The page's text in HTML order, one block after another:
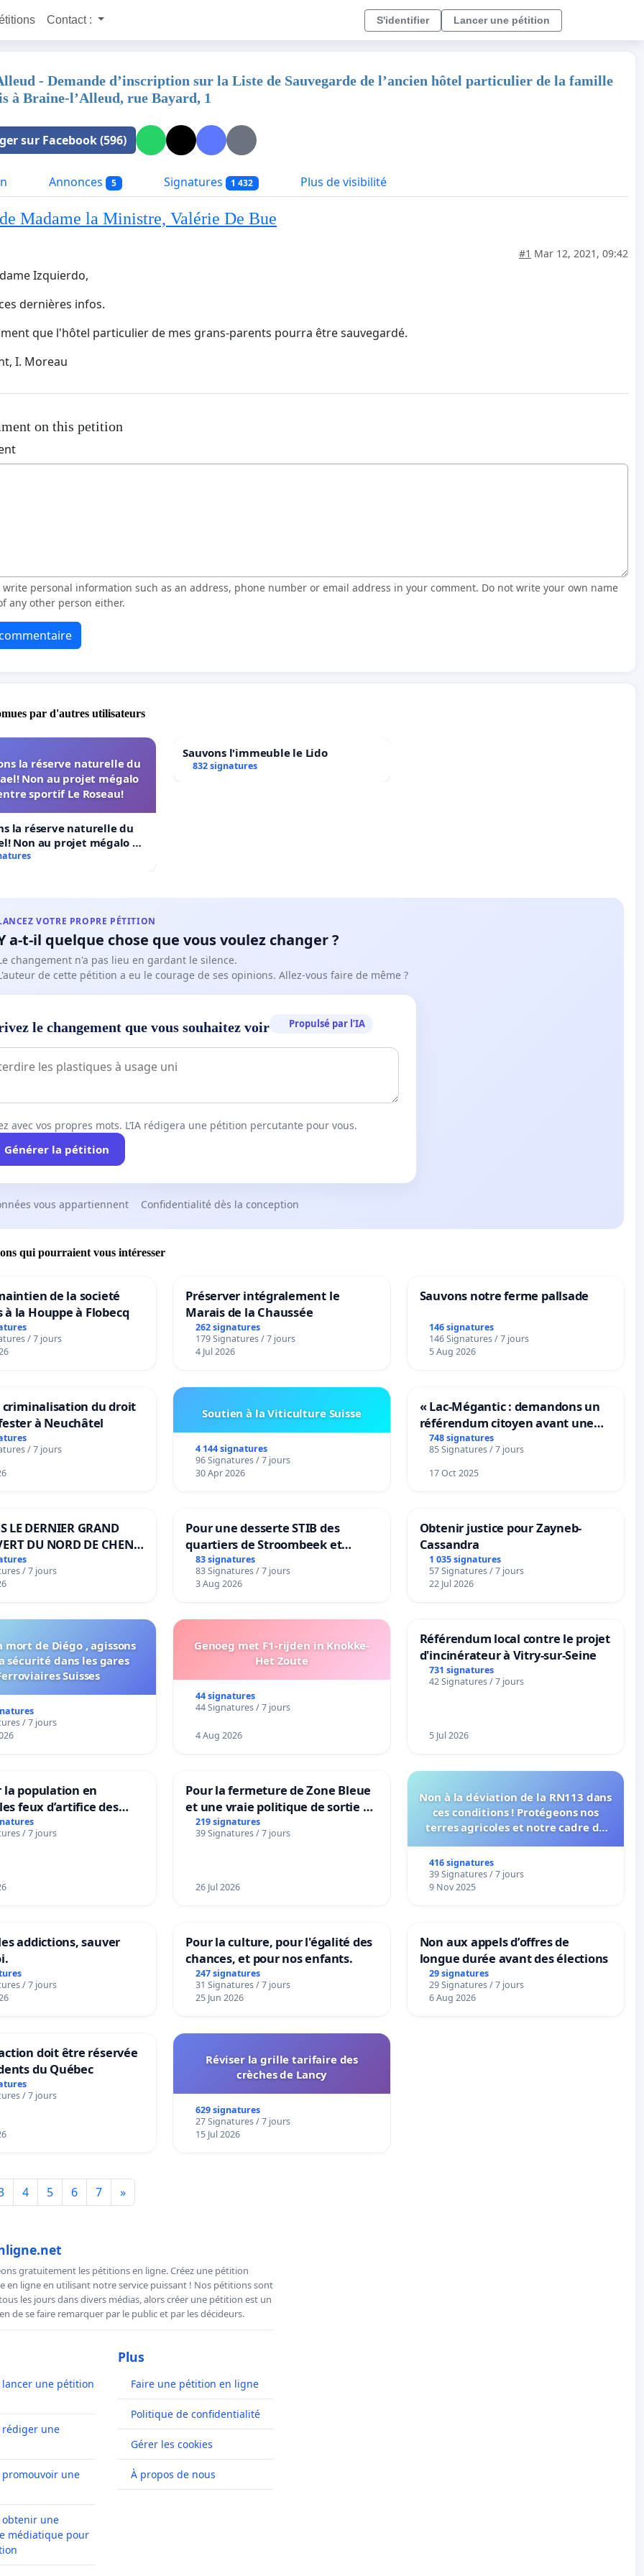
Contact : S'identifier Lancer une pétition
- Demande d’inscription sur la Liste de Sauvegarde de l’ancien hôtel particulier de la famille
à Braine-l’Alleud, rue Bayard, 1
sur Facebook (596)
Annonces 5 Signatures 1 432 Plus de visibilité
Madame la Ministre, Valérie De Bue
#1 Mar 12, 2021, 09:42
Izquierdo,
dernières infos.
que l'hôtel particulier de mes grans-parents pourra être sauvegardé.
I. Moreau
on this petition
write personal information such as an address, phone number or email address in your comment. Do not write your own name
any other person either.
par d'autres utilisateurs
la réserve naturelle du
Non au projet mégalo
sportif Le Roseau!
la réserve naturelle du
Non au projet mégalo du
Le Roseau!
Sauvons l'immeuble le Lido
832 signatures
VOTRE PROPRE PÉTITION
a-t-il quelque chose que vous voulez changer ?
changement n'a pas lieu en gardant le silence.
de cette pétition a eu le courage de ses opinions. Allez-vous faire de même ?
le changement que vous souhaitez voir Propulsé par l’IA
avec vos propres mots. L’IA rédigera une pétition percutante pour vous.
Générer la pétition
vous appartiennent Confidentialité dès la conception
qui pourraient vous intéresser
de la societé
à la Houppe à Flobecq
/ 7 jours
Préserver intégralement le
Marais de la Chaussée
262 signatures
179 Signatures / 7 jours
4 Jul 2026
Sauvons notre ferme pallsade
146 signatures
146 Signatures / 7 jours
5 Aug 2026
criminalisation du droit
à Neuchâtel
/ 7 jours
Soutien à la Viticulture Suisse
4 144 signatures
96 Signatures / 7 jours
30 Apr 2026
« Lac-Mégantic : demandons un
référendum citoyen avant une
transformation irréversible de
notre territoire »
748 signatures
85 Signatures / 7 jours
17 Oct 2025
LE DERNIER GRAND
DU NORD DE CHENE-
/ 7 jours
Pour une desserte STIB des
quartiers de Stroombeek et
Beauval - Voor een MIVB-
bediening van de wijken
Strombeek en Het Voor
83 signatures
83 Signatures / 7 jours
3 Aug 2026
Obtenir justice pour Zayneb-
Cassandra
1 035 signatures
57 Signatures / 7 jours
22 Jul 2026
mort de Diégo , agissons
sécurité dans les gares
Suisses
/ 7 jours
Genoeg met F1-rijden in Knokke-
Het Zoute
44 signatures
44 Signatures / 7 jours
4 Aug 2026
Référendum local contre le projet
d'incinérateur à Vitry-sur-Seine
731 signatures
42 Signatures / 7 jours
5 Jul 2026
la population en
feux d’artifice des
/ 7 jours
Pour la fermeture de Zone Bleue
et une vraie politique de sortie de
la dépendance
219 signatures
39 Signatures / 7 jours
26 Jul 2026
Non à la déviation de la RN113 dans
ces conditions ! Protégeons nos
terres agricoles et notre cadre de
416 signatures
39 Signatures / 7 jours
9 Nov 2025
addictions, sauver
/ 7 jours
Pour la culture, pour l'égalité des
chances, et pour nos enfants.
247 signatures
31 Signatures / 7 jours
25 Jun 2026
Non aux appels d’offres de
longue durée avant des élections
29 signatures
29 Signatures / 7 jours
6 Aug 2026
doit être réservée
du Québec
/ 7 jours
Réviser la grille tarifaire des
crèches de Lancy
629 signatures
27 Signatures / 7 jours
15 Jul 2026
4 5 6 7 »
gratuitement les pétitions en ligne. Créez une pétition
en ligne en utilisant notre service puissant ! Nos pétitions sont
les jours dans divers médias, alors créer une pétition est un
de se faire remarquer par le public et par les décideurs.
lancer une pétition
rédiger une
promouvoir une
obtenir une
médiatique pour
Plus
Faire une pétition en ligne
Politique de confidentialité
Gérer les cookies
À propos de nous